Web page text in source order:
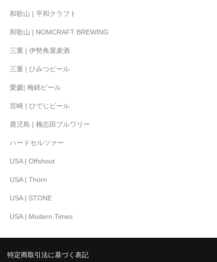
和歌山 | 平和クラフト
和歌山 | NOMCRAFT BREWING
三重 | 伊勢角屋麦酒
三重 | ひみつビール
愛媛| 梅錦ビール
宮崎 | ひでじビール
鹿児島 | 桷志田ブルワリー
ハードセルツァー
USA | Offshoot
USA | Thorn
USA | STONE
USA | Modern Times
特定商取引法に基づく表記